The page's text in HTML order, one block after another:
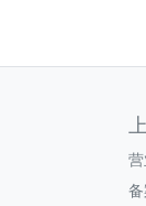
备